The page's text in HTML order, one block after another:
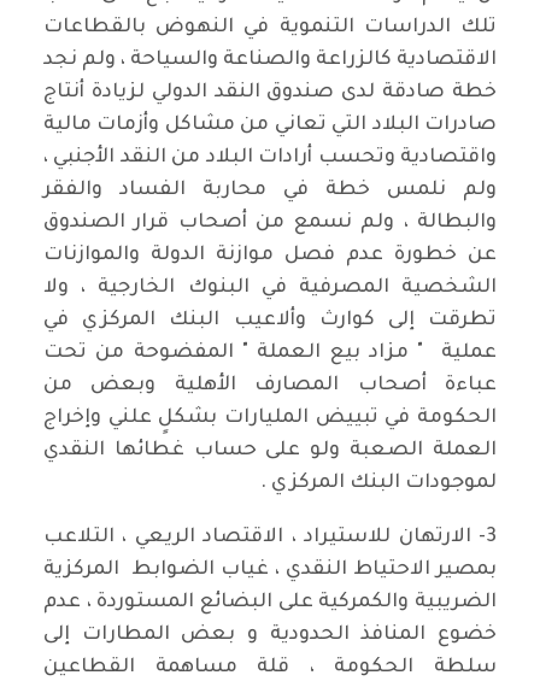
تلك الدراسات التنموية في النهوض بالقطاعات
الاقتصادية كالزراعة والصناعة والسياحة ، ولم نجد
خطة صادقة لدى صندوق النقد الدولي لزيادة أنتاج
صادرات البلاد التي تعاني من مشاكل وأزمات مالية
واقتصادية وتحسب أرادات البلاد من النقد الأجنبي ،
ولم نلمس خطة في محاربة الفساد والفقر
والبطالة ، ولم نسمع من أصحاب قرار الصندوق
عن خطورة عدم فصل موازنة الدولة والموازنات
الشخصية المصرفية في البنوك الخارجية ، ولا
تطرقت إلى كوارث وألاعيب البنك المركزي في
عملية " مزاد بيع العملة " المفضوحة من تحت
عباءة أصحاب المصارف الأهلية وبعض من
الحكومة في تبييض المليارات بشكلٍ علني وإخراج
العملة الصعبة ولو على حساب غطائها النقدي
لموجودات البنك المركزي .
3- الارتهان للاستيراد ، الاقتصاد الريعي ، التلاعب
بمصير الاحتياط النقدي ، غياب الضوابط المركزية
الضريبية والكمركية على البضائع المستوردة ، عدم
خضوع المنافذ الحدودية و بعض المطارات إلى
سلطة الحكومة ، قلة مساهمة القطاعين